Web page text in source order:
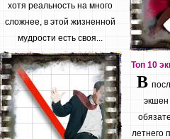
хотя реальность на много
сложнее, в этой жизненной
мудрости есть своя...
Топ 10
В
экшен
летнего